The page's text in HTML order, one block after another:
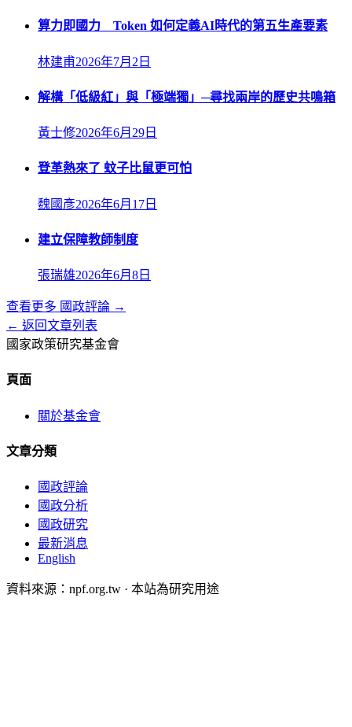
算力即國力 Token 如何定義AI時代的第五生產要素
林建甫2026年7月2日
解構「低級紅」與「極端獨」─尋找兩岸的歷史共鳴箱
黃士修2026年6月29日
登革熱來了 蚊子比鼠更可怕
魏國彥2026年6月17日
建立保障教師制度
張瑞雄2026年6月8日
查看更多 國政評論 →
← 返回文章列表
國家政策研究基金會
頁面
關於基金會
文章分類
國政評論
國政分析
國政研究
最新消息
English
資料來源：npf.org.tw · 本站為研究用途